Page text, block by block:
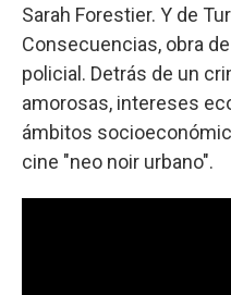
Sarah Forestier. Y de
Consecuencias, obra
policial. Detrás de un
amorosas, intereses
ámbitos
cine "neo noir urbano".